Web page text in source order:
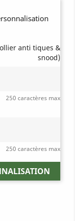
anti tiques &
snood)
250 caractères max
250 caractères max